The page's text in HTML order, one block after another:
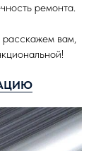
ремонта.
расскажем вам,